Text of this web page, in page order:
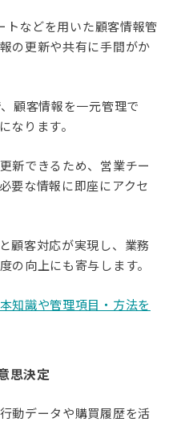
などを用いた顧客情報管
の更新や共有に手間がか
顧客情報を一元管理で
なります。
新できるため、営業チー
要な情報に即座にアクセ
顧客対応が実現し、業務
の向上にも寄与します。
知識や管理項目・方法を
思決定
動データや購買履歴を活